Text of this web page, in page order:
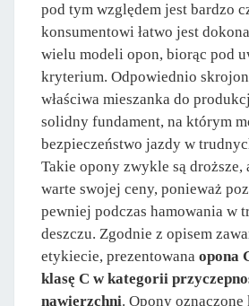
pod tym względem jest bardzo
konsumentowi łatwo jest
wielu modeli opon, biorąc pod
kryterium. Odpowiednio
właściwa mieszanka do
solidny fundament, na którym
bezpieczeństwo jazdy w
Takie opony zwykle są droższe,
warte swojej ceny, ponieważ
pewniej podczas hamowania w
deszczu. Zgodnie z opisem
etykiecie, prezentowana opona
klasę C w kategorii
nawierzchni. Opony oznaczone